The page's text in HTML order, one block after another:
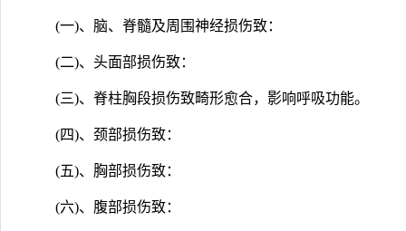
(一)、脑、脊髓及周围神经损伤致：
(二)、头面部损伤致：
(三)、脊柱胸段损伤致畸形愈合，影响呼吸功能。
(四)、颈部损伤致：
(五)、胸部损伤致：
(六)、腹部损伤致：